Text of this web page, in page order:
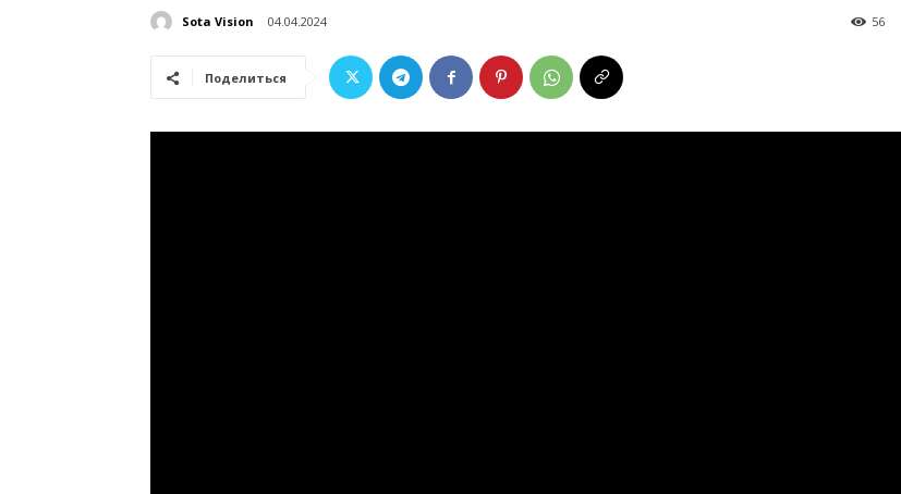
Sota Vision 04.04.2024 56
Поделиться